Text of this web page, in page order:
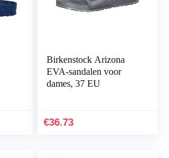
Birkenstock Arizona
EVA-sandalen voor
dames, 37 EU
€36.73